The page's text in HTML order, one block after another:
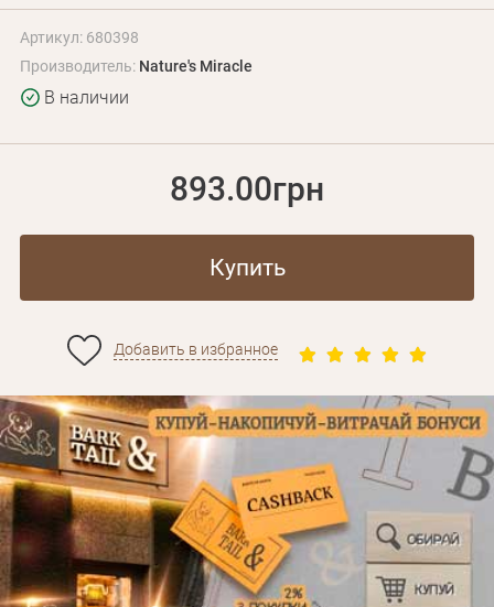
Артикул: 680398
Производитель: Nature's Miracle
В наличии
893.00грн
Купить
Добавить в избранное